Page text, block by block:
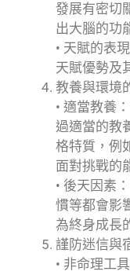
發展有密切
出大腦的功
• 天賦的表
天賦優勢及
教養與環境
• 適當教養
過適當的教
格特質，例
面對挑戰的
• 後天因素
慣等都會影
為終身成長
謹防迷信與
• 非命理工